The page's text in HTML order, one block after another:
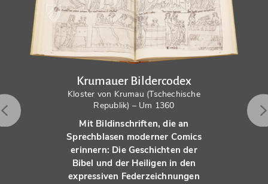
Krumauer Bildercodex
Kloster von Krumau (Tschechische
Republik) – Um 1360
Mit Bildinschriften, die an
Sprechblasen moderner Comics
erinnern: Die Geschichten der
Bibel und der Heiligen in den
expressiven Federzeichnungen